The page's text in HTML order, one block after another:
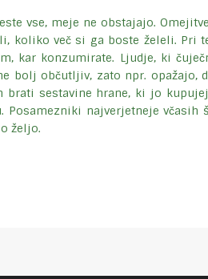
vse, meje ne obstajajo.
koliko več si ga boste želeli.
kar konzumirate. Ljudje, ki
bolj občutljiv, zato npr. opažajo,
brati sestavine hrane, ki jo
Posamezniki najverjetneje
željo.